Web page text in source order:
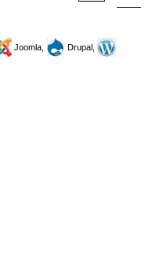
Joomla,
Drupal,